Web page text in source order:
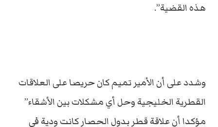
هذه القضية”.
وشدد على أن الأمير تميم كان حريصا على العلاقات
القطرية الخليجية وحل أي مشكلات بين الأشقاء”
مؤكدا أن علاقة قطر بدول الحصار كانت ودية في